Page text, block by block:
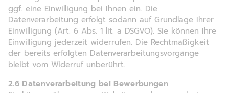
ggf. eine Einwilligung bei Ihnen ein. Die
Datenverarbeitung erfolgt sodann auf Grundlage Ihrer
Einwilligung (Art. 6 Abs. 1 lit. a DSGVO). Sie können Ihre
Einwilligung jederzeit widerrufen. Die Rechtmäßigkeit
der bereits erfolgten Datenverarbeitungsvorgänge
bleibt vom Widerruf unberührt.
2.6 Datenverarbeitung bei Bewerbungen